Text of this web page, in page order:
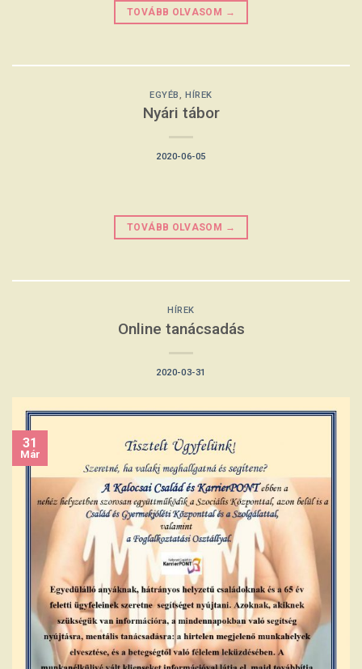
TOVÁBB OLVASOM →
EGYÉB,HÍREK
Nyári tábor
2020-06-05
TOVÁBB OLVASOM →
HÍREK
Online tanácsadás
2020-03-31
31
Már